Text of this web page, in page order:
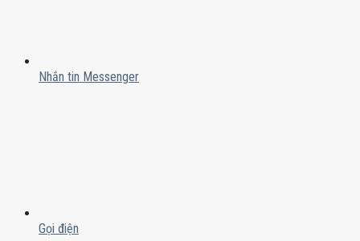
Nhắn tin Messenger
Gọi điện